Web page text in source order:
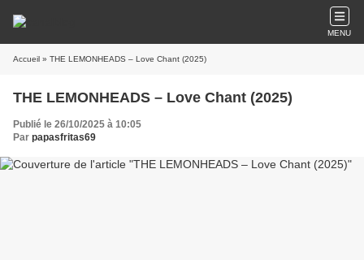
MENU
Accueil » THE LEMONHEADS – Love Chant (2025)
THE LEMONHEADS – Love Chant (2025)
Publié le 26/10/2025 à 10:05
Par papasfritas69